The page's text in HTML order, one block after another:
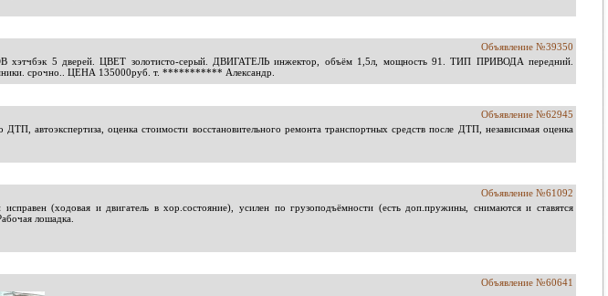
Объявление №39350
5 дверей. ЦВЕТ золотисто-серый. ДВИГАТЕЛЬ инжектор, объём 1,5л, мощность 91. ТИП ПРИВОДА передний.
срочно.. ЦЕНА 135000руб. т. *********** Александр.
Объявление №62945
автоэкспертиза, оценка стоимости восстановительного ремонта транспортных средств после ДТП, независимая оценка
Объявление №61092
(ходовая и двигатель в хор.состояние), усилен по грузоподъёмности (есть доп.пружины, снимаются и ставятся
лошадка.
Объявление №60641